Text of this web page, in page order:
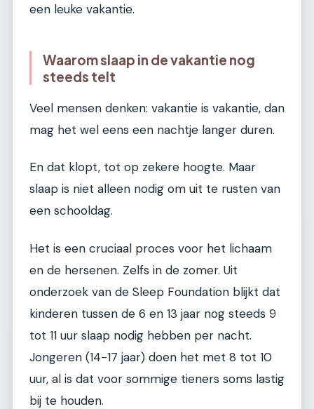
een leuke vakantie.
Waarom slaap in de vakantie nog
steeds telt
Veel mensen denken: vakantie is vakantie, dan
mag het wel eens een nachtje langer duren.
En dat klopt, tot op zekere hoogte. Maar
slaap is niet alleen nodig om uit te rusten van
een schooldag.
Het is een cruciaal proces voor het lichaam
en de hersenen. Zelfs in de zomer. Uit
onderzoek van de Sleep Foundation blijkt dat
kinderen tussen de 6 en 13 jaar nog steeds 9
tot 11 uur slaap nodig hebben per nacht.
Jongeren (14-17 jaar) doen het met 8 tot 10
uur, al is dat voor sommige tieners soms lastig
bij te houden.